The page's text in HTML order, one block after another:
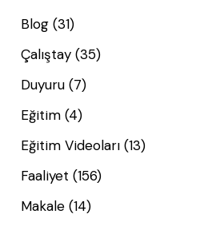
Blog (31)
Çalıştay (35)
Duyuru (7)
Eğitim (4)
Eğitim Videoları (13)
Faaliyet (156)
Makale (14)